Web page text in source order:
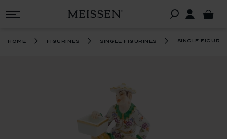
home figurines single figurines single